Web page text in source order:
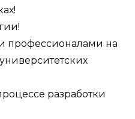
профессионалами на
разработки